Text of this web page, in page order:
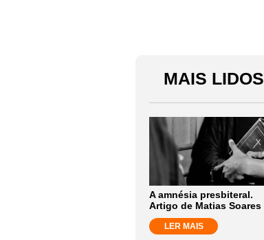
MAIS LIDOS
A amnésia presbiteral.
Artigo de Matias Soares
LER MAIS